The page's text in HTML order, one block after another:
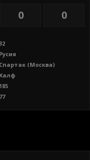
0 0
Русия
Спартак (Москва)
185
77